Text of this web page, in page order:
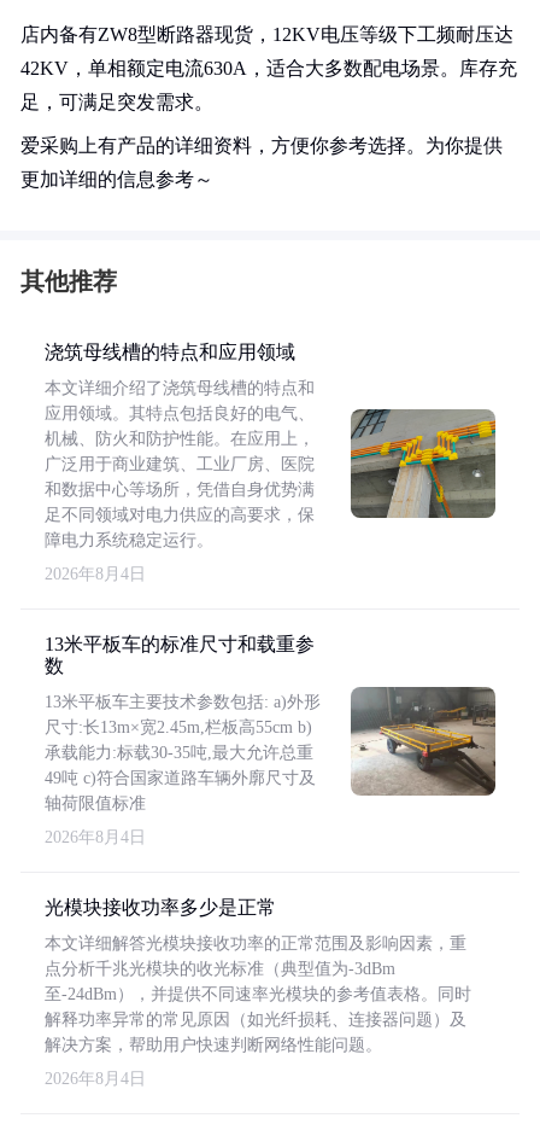
店内备有ZW8型断路器现货，12KV电压等级下工频耐压达
42KV，单相额定电流630A，适合大多数配电场景。库存充
足，可满足突发需求。
爱采购上有产品的详细资料，方便你参考选择。为你提供
更加详细的信息参考～
其他推荐
浇筑母线槽的特点和应用领域
本文详细介绍了浇筑母线槽的特点和
应用领域。其特点包括良好的电气、
机械、防火和防护性能。在应用上，
广泛用于商业建筑、工业厂房、医院
和数据中心等场所，凭借自身优势满
足不同领域对电力供应的高要求，保
障电力系统稳定运行。
2026年8月4日
13米平板车的标准尺寸和载重参
数
13米平板车主要技术参数包括: a)外形
尺寸:长13m×宽2.45m,栏板高55cm b)
承载能力:标载30-35吨,最大允许总重
49吨 c)符合国家道路车辆外廓尺寸及
轴荷限值标准
2026年8月4日
光模块接收功率多少是正常
本文详细解答光模块接收功率的正常范围及影响因素，重
点分析千兆光模块的收光标准（典型值为-3dBm
至-24dBm），并提供不同速率光模块的参考值表格。同时
解释功率异常的常见原因（如光纤损耗、连接器问题）及
解决方案，帮助用户快速判断网络性能问题。
2026年8月4日